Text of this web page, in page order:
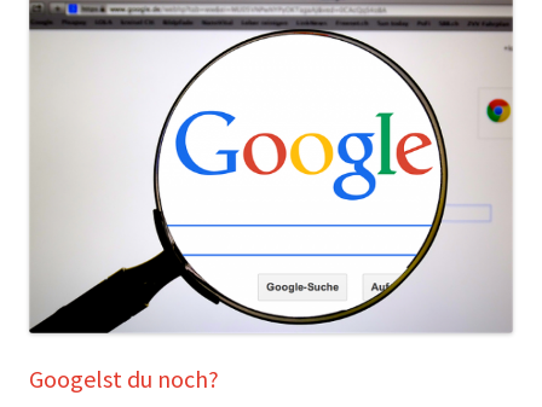
Googelst du noch?